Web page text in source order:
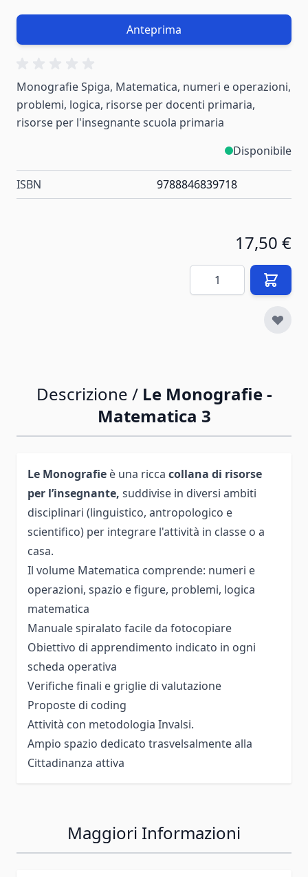
Anteprima
Monografie Spiga, Matematica, numeri e operazioni,
problemi, logica, risorse per docenti primaria,
risorse per l'insegnante scuola primaria
Disponibile
ISBN 9788846839718
17,50 €
Quantità
Descrizione / Le Monografie -
Matematica 3
Le Monografie è una ricca collana di risorse
per l’insegnante, suddivise in diversi ambiti
disciplinari (linguistico, antropologico e
scientifico) per integrare l'attività in classe o a
casa.
Il volume Matematica comprende: numeri e
operazioni, spazio e figure, problemi, logica
matematica
Manuale spiralato facile da fotocopiare
Obiettivo di apprendimento indicato in ogni
scheda operativa
Verifiche finali e griglie di valutazione
Proposte di coding
Attività con metodologia Invalsi.
Ampio spazio dedicato trasvelsalmente alla
Cittadinanza attiva
Maggiori Informazioni